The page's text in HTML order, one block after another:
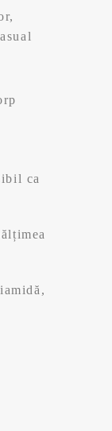
ca